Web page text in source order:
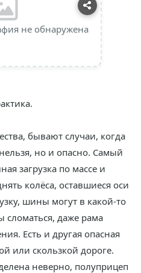
не обнаружена
бывают случаи, когда
но и опасно. Самый
загрузка по массе и
колёса, оставшиеся оси
шины могут в какой-то
сломаться, даже рама
Есть и другая опасная
или скользкой дороге.
неверно, полуприцеп